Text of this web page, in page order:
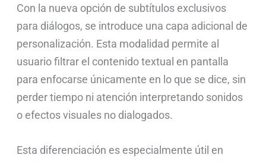
Con la nueva opción de subtítulos exclusivos
para diálogos, se introduce una capa adicional de
personalización. Esta modalidad permite al
usuario filtrar el contenido textual en pantalla
para enfocarse únicamente en lo que se dice, sin
perder tiempo ni atención interpretando sonidos
o efectos visuales no dialogados.
Esta diferenciación es especialmente útil en